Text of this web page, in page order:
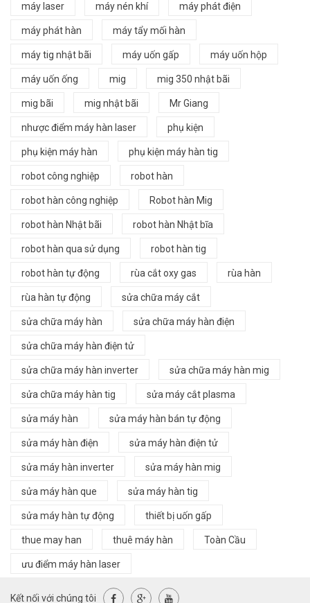
máy laser máy nén khí máy phát điện
máy phát hàn máy tẩy mối hàn
máy tig nhật bãi máy uốn gấp máy uốn hộp
máy uốn ống mig mig 350 nhật bãi
mig bãi mig nhật bãi Mr Giang
nhược điểm máy hàn laser phụ kiện
phụ kiện máy hàn phụ kiện máy hàn tig
robot công nghiệp robot hàn
robot hàn công nghiệp Robot hàn Mig
robot hàn Nhật bãi robot hàn Nhật bĩa
robot hàn qua sử dụng robot hàn tig
robot hàn tự động rùa cắt oxy gas rùa hàn
rùa hàn tự động sửa chữa máy cắt
sửa chữa máy hàn sửa chữa máy hàn điện
sửa chữa máy hàn điện tử
sửa chữa máy hàn inverter sửa chữa máy hàn mig
sửa chữa máy hàn tig sửa máy cắt plasma
sửa máy hàn sửa máy hàn bán tự động
sửa máy hàn điện sửa máy hàn điện tử
sửa máy hàn inverter sửa máy hàn mig
sửa máy hàn que sửa máy hàn tig
sửa máy hàn tự động thiết bị uốn gấp
thue may han thuê máy hàn Toàn Cầu
ưu điểm máy hàn laser
Kết nối với chúng tôi